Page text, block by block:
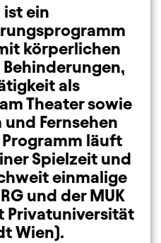
ist ein
körperlichen
als
Theater sowie
und Fernsehen
läuft
Spielzeit und
einmalige
und der MUK
Privatuniversität
Wien).